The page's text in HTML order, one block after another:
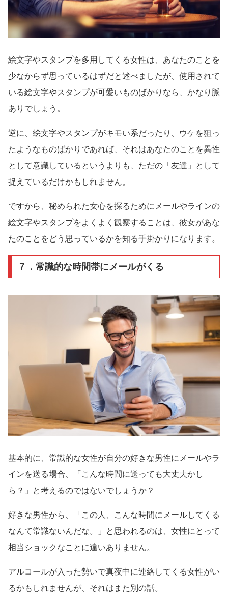
絵文字やスタンプを多用してくる女性は、あなたのことを
少なからず思っているはずだと述べましたが、使用されて
いる絵文字やスタンプが可愛いものばかりなら、かなり脈
ありでしょう。
逆に、絵文字やスタンプがキモい系だったり、ウケを狙っ
たようなものばかりであれば、それはあなたのことを異性
として意識しているというよりも、ただの「友達」として
捉えているだけかもしれません。
ですから、秘められた女心を探るためにメールやラインの
絵文字やスタンプをよくよく観察することは、彼女があな
たのことをどう思っているかを知る手掛かりになります。
７．常識的な時間帯にメールがくる
基本的に、常識的な女性が自分の好きな男性にメールやラ
インを送る場合、「こんな時間に送っても大丈夫かし
ら？」と考えるのではないでしょうか？
好きな男性から、「この人、こんな時間にメールしてくる
なんて常識ないんだな。」と思われるのは、女性にとって
相当ショックなことに違いありません。
アルコールが入った勢いで真夜中に連絡してくる女性がい
るかもしれませんが、それはまた別の話。